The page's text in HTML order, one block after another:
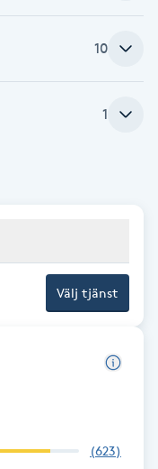
10
1
Välj tjänst
(623)